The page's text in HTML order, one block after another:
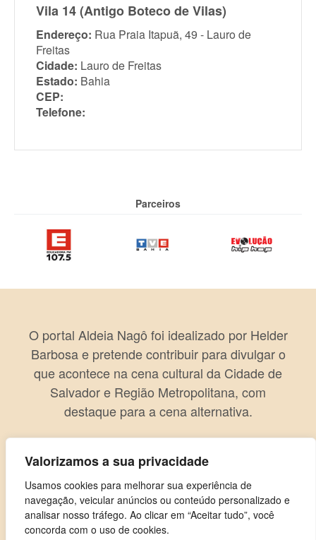
Valorizamos a sua privacidade
Usamos cookies para melhorar sua experiência de
navegação, veicular anúncios ou conteúdo personalizado e
analisar nosso tráfego. Ao clicar em “Aceitar tudo”, você
concorda com o uso de cookies.
Vila 14 (Antigo Boteco de Vilas)
Endereço: Rua Praia Itapuã, 49 - Lauro de
Freitas
Cidade: Lauro de Freitas
Estado: Bahia
CEP:
Telefone:
Parceiros
O portal Aldeia Nagô foi idealizado por Helder
Barbosa e pretende contribuir para divulgar o
que acontece na cena cultural da Cidade de
Salvador e Região Metropolitana, com
destaque para a cena alternativa.